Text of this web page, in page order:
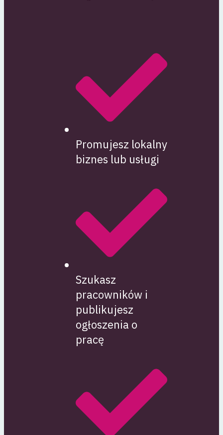
Promujesz lokalny
biznes lub usługi
Szukasz
pracowników i
publikujesz
ogłoszenia o
pracę